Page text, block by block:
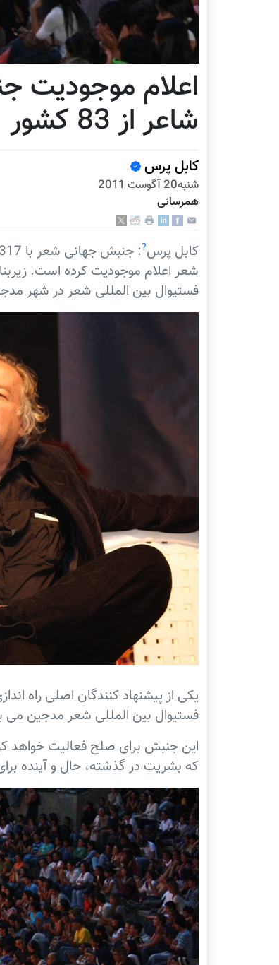
شاعر از 83 کشور
کابل پرس
شنبه20 آگوست 2011
همرسانی
کابل پرس?
شعر اعلام موجودیت کرده است.
فستیوال بین المللی شعر در شهر
یکی از پیشنهاد کنندگان اصلی راه
فستیوال بین المللی شعر مدجین می
این جنبش برای صلح فعالیت خواهد
که بشریت در گذشته، حال و آينده